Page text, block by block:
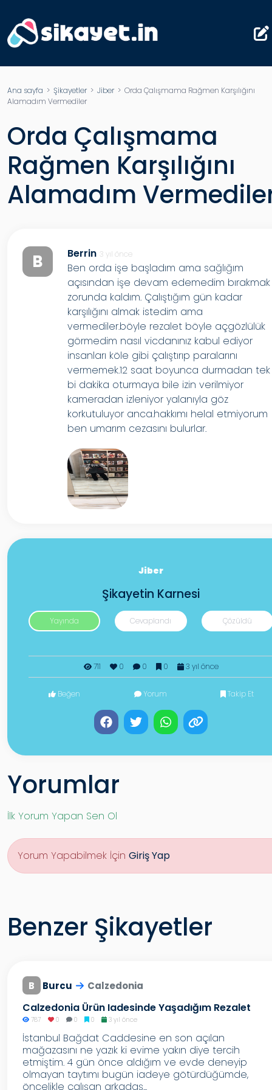
Ana sayfa > Şikayetler> Jiber> Orda Çalışmama Rağmen Karşılığını
Alamadım Vermediler
Orda Çalışmama
Rağmen Karşılığını
Alamadım
B Berrin 3 yıl önce
Ben orda işe başladım ama sağlığım
açısından işe devam edemedim bırakmak
zorunda kaldım. Çalıştığım gün kadar
karşılığını almak istedim ama
vermediler.böyle rezalet böyle açgözlülük
görmedim nasıl vicdanınız kabul ediyor
insanları köle gibi çalıştırıp paralarını
vermemek.12 saat boyunca durmadan tek
bi dakika oturmaya bile izin verilmiyor
kameradan izleniyor yalanıyla göz
korkutuluyor anca.hakkımı helal etmiyorum
ben umarım cezasını bulurlar.
Jiber
Şikayetin Karnesi
Yayında Cevaplandı Çözüldü
711 0 0 0 3 yıl önce
Beğen Yorum Takip Et
Yorumlar
İlk Yorum Yapan Sen Ol
Yorum Yapabilmek İçin Giriş Yap
Benzer Şikayetler
B Burcu Calzedonia
Calzedonia Ürün Iadesinde Yaşadığım Rezalet
787 0 0 0 3 yıl önce
İstanbul Bağdat Caddesine en son açılan
mağazasını ne yazık ki evime yakın diye tercih
etmiştim. 4 gün önce aldığım ve evde deneyip
olmayan taytımı bugün iadeye götürdüğümde,
öncelikle çalışan arkadaş...